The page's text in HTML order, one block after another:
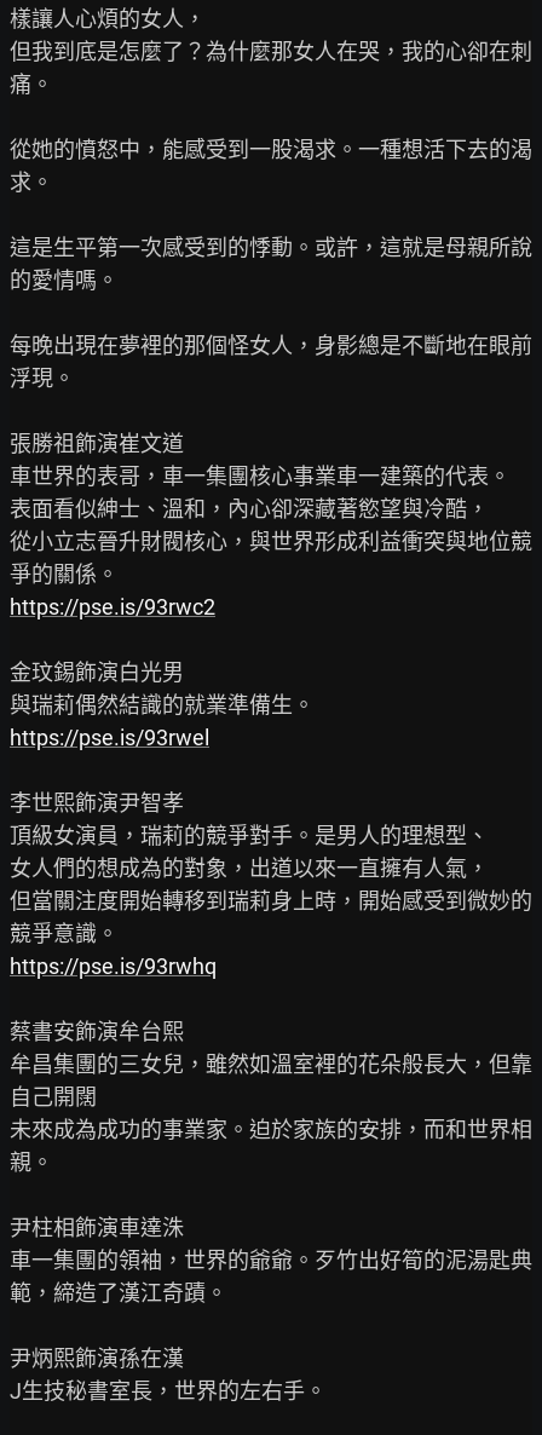
樣讓人心煩的女人，
但我到底是怎麼了？為什麼那女人在哭，我的心卻在刺
痛。
從她的憤怒中，能感受到一股渴求。一種想活下去的渴
求。
這是生平第一次感受到的悸動。或許，這就是母親所說
的愛情嗎。
每晚出現在夢裡的那個怪女人，身影總是不斷地在眼前
浮現。
張勝祖飾演崔文道
車世界的表哥，車一集團核心事業車一建築的代表。
表面看似紳士、溫和，內心卻深藏著慾望與冷酷，
從小立志晉升財閥核心，與世界形成利益衝突與地位競
https://pse.is/93rwc2
金玟錫飾演白光男
https://pse.is/93rwel
李世熙飾演尹智孝
頂級女演員，瑞莉的競爭對手。是男人的理想型、
女人們的想成為的對象，出道以來一直擁有人氣，
但當關注度開始轉移到瑞莉身上時，開始感受到微妙的
https://pse.is/93rwhq
蔡書安飾演牟台熙
牟昌集團的三女兒，雖然如溫室裡的花朵般長大，但靠
自己開闊
未來成為成功的事業家。迫於家族的安排，而和世界相
親。
尹柱相飾演車達洙
車一集團的領袖，世界的爺爺。歹竹出好筍的泥湯匙典
範，締造了漢江奇蹟。
尹炳熙飾演孫在漢
J生技秘書室長，世界的左右手。